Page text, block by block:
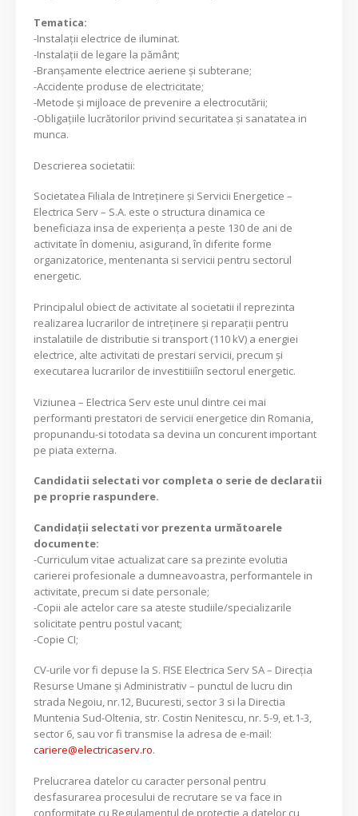
Tematica:
-Instalații electrice de iluminat.
-Instalații de legare la pământ;
-Branșamente electrice aeriene și subterane;
-Accidente produse de electricitate;
-Metode și mijloace de prevenire a electrocutării;
-Obligațiile lucrătorilor privind securitatea și sanatatea in
munca.
Descrierea societatii:
Societatea Filiala de Intreţinere şi Servicii Energetice –
Electrica Serv – S.A. este o structura dinamica ce
beneficiaza insa de experienţa a peste 130 de ani de
activitate în domeniu, asigurand, în diferite forme
organizatorice, mentenanta si servicii pentru sectorul
energetic.
Principalul obiect de activitate al societatii il reprezinta
realizarea lucrarilor de intreținere și reparații pentru
instalatiile de distributie si transport (110 kV) a energiei
electrice, alte activitati de prestari servicii, precum și
executarea lucrarilor de investitiiiîn sectorul energetic.
Viziunea – Electrica Serv este unul dintre cei mai
performanti prestatori de servicii energetice din Romania,
propunandu-si totodata sa devina un concurent important
pe piata externa.
Candidatii selectati vor completa o serie de declaratii
pe proprie raspundere.
Candidaţii selectati vor prezenta următoarele
documente:
-Curriculum vitae actualizat care sa prezinte evolutia
carierei profesionale a dumneavoastra, performantele in
activitate, precum si date personale;
-Copii ale actelor care sa ateste studiile/specializarile
solicitate pentru postul vacant;
-Copie CI;
CV-urile vor fi depuse la S. FISE Electrica Serv SA – Direcția
Resurse Umane și Administrativ – punctul de lucru din
strada Negoiu, nr.12, Bucuresti, sector 3 si la Directia
Muntenia Sud-Oltenia, str. Costin Nenitescu, nr. 5-9, et.1-3,
sector 6, sau vor fi transmise la adresa de e-mail:
cariere@electricaserv.ro.
Prelucrarea datelor cu caracter personal pentru
desfasurarea procesului de recrutare se va face in
conformitate cu Regulamentul de protectie a datelor cu